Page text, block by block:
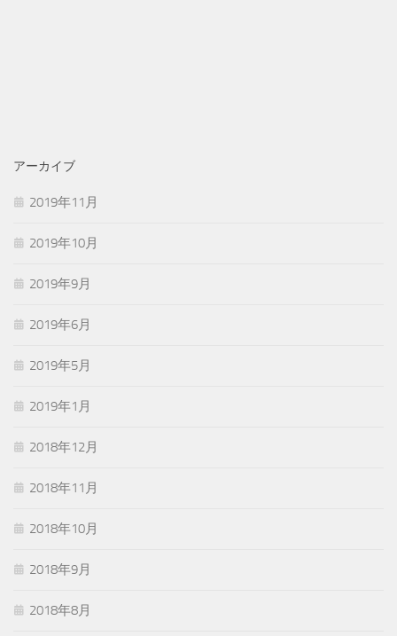
アーカイブ
2019年11月
2019年10月
2019年9月
2019年6月
2019年5月
2019年1月
2018年12月
2018年11月
2018年10月
2018年9月
2018年8月